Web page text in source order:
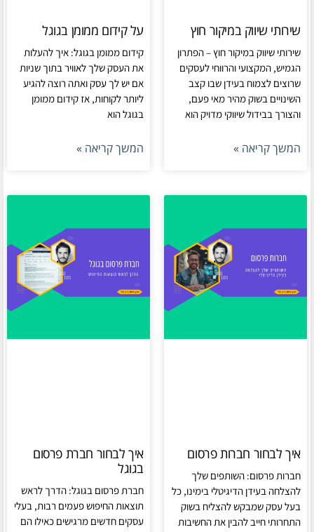
שירותי שיווק במיקור חוץ
שירותי שיווק במיקור חוץ – הפתרון
הגמיש, המקצועי והרווחי לעסקים
שרוצים לצמוח בעידן שבו קצב
השינויים בשוק מהיר מאי פעם,
והצורך בבידול שיווקי מדויק הוא
המשך קריאה »
על קידום ממומן בגוגל
קידום ממומן בגוגל: איך להעלות
את העסק שלך לאוויר בתוך שניות
אם יש לך עסק ואתה רוצה להגיע
ליותר לקוחות, אז קידום ממומן
בגוגל הוא
המשך קריאה »
איך לבחור חברות פרסום
חברות פרסום: השותפים שלך
להצלחה בעידן הדיגיטלי בימינו, כל
בעל עסק שמבקש להצליח בשוק
התחרותי חייב להבין את החשיבות
איך לבחור חברת פרסום
בגוגל
חברת פרסום בגוגל: הדרך לראש
תוצאות החיפוש פעמים רבות, בעלי
עסקים חדשים מרגישים כאילו הם